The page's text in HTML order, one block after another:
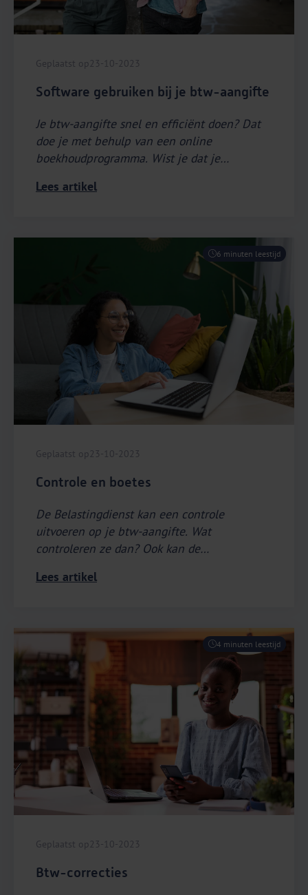
Geplaatst op 23-10-2023
Software gebruiken bij je btw-aangifte
Je btw-aangifte snel en efficiënt doen? Dat
doe je met behulp van een online
boekhoudprogramma. Wist je dat je
Belastingdienst? Hierdoor dien je met één
Lees artikel
6 minuten leestijd
Geplaatst op 23-10-2023
Controle en boetes
De Belastingdienst kan een controle
uitvoeren op je btw-aangifte. Wat
controleren ze dan? Ook kan de
je een onjuiste btw-aangifte indient. Te laat
Lees in dit artikel hoe jij boetes voorkomt.
Lees artikel
4 minuten leestijd
Geplaatst op 23-10-2023
Btw-correcties